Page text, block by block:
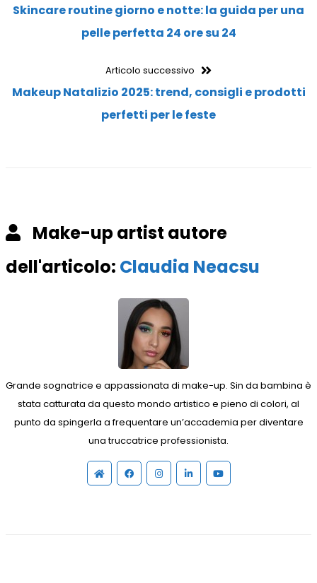
articoli
precedente:
Skincare routine giorno e notte: la guida per una
pelle perfetta 24 ore su 24
Articolo successivo
Articolo
successivo:
Makeup Natalizio 2025: trend, consigli e prodotti
perfetti per le feste
Make-up artist autore
dell'articolo: Claudia Neacsu
Grande sognatrice e appassionata di make-up. Sin da bambina è
stata catturata da questo mondo artistico e pieno di colori, al
punto da spingerla a frequentare un’accademia per diventare
una truccatrice professionista.
Sito
web
FacebookInstagramLinkedinYouTube